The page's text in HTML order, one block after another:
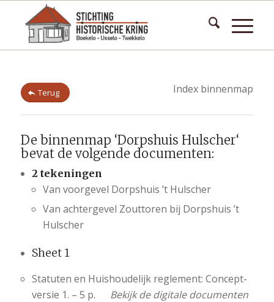
Terug Index binnenmap
De binnenmap ‘Dorpshuis Hulscher‘
bevat de volgende documenten:
2 tekeningen
Van voorgevel Dorpshuis ’t Hulscher
Van achtergevel Zouttoren bij Dorpshuis ’t
Hulscher
Sheet 1
Statuten en Huishoudelijk reglement: Concept-
versie 1. – 5 p. Bekijk de digitale documenten